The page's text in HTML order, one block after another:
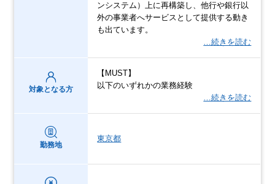
ンシステム）上に再構築し、他行や銀行以
外の事業者へサービスとして提供する動き
も出ています。
…続きを読む
対象となる方
【MUST】
以下のいずれかの業務経験
…続きを読む
勤務地
東京都